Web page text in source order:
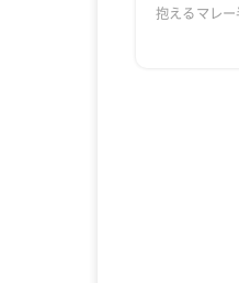
抱えるマレ